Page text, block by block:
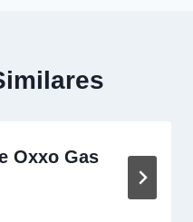
Oxxo Gas